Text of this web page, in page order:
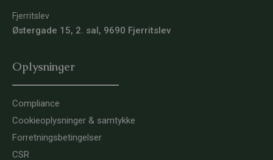
Fjerritslev
Østergade 15, 2. sal, 9690 Fjerritslev
Oplysninger
Compliance
Cookieoplysninger & samtykke
Forretningsbetingelser
CSR